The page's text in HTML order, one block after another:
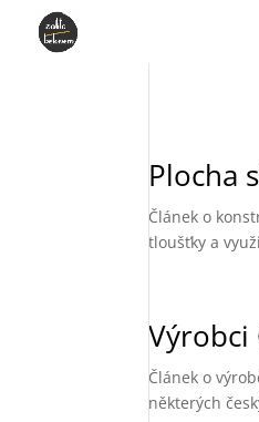
Plocha
Článek o
tloušťky a
Výrobci
Článek o
některých